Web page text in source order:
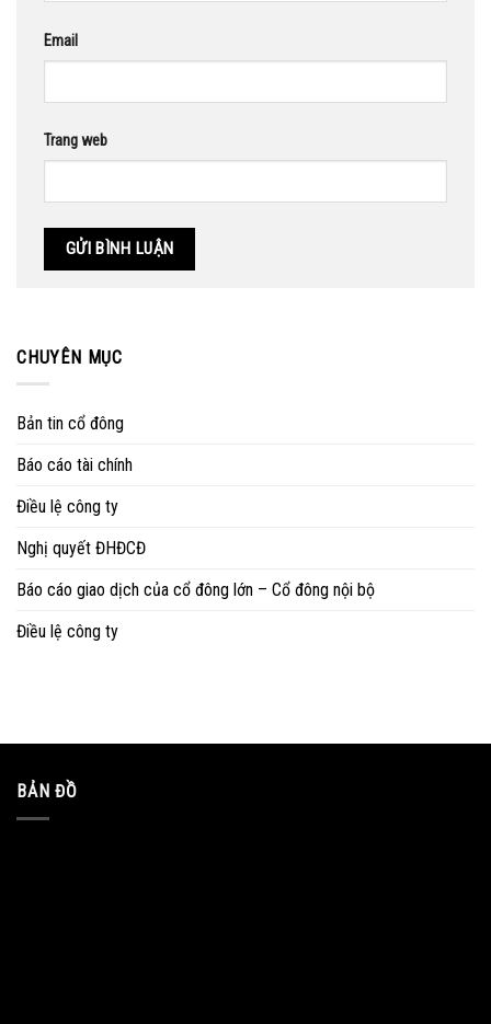
Email
Trang web
CHUYÊN MỤC
Bản tin cổ đông
Báo cáo tài chính
Điều lệ công ty
Nghị quyết ĐHĐCĐ
Báo cáo giao dịch của cổ đông lớn – Cổ đông nội bộ
Điều lệ công ty
BẢN ĐỒ